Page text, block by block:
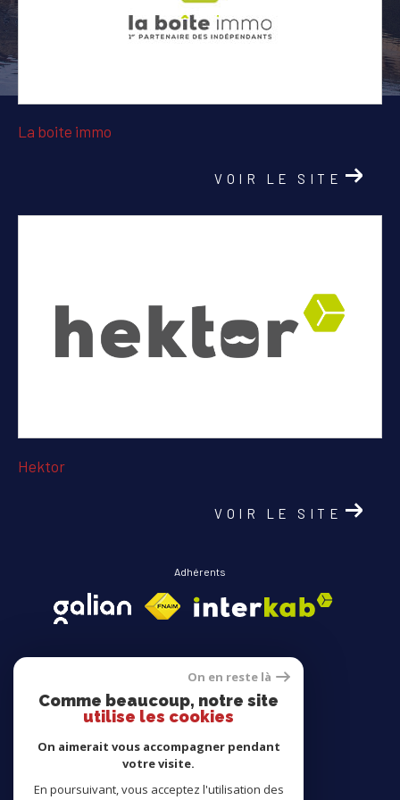
La boite immo
VOIR LE SITE
Hektor
VOIR LE SITE
Adhérents
Avis clients
On en reste là
Comme beaucoup, notre site
utilise les cookies
On aimerait vous accompagner pendant
votre visite.
En poursuivant, vous acceptez l'utilisation des
Localisation
PARKING TERRASSE PISCINE
COUPS DE COEUR EXCLUSIVITÉS
NOUVEAUTÉS
RECHERCHER